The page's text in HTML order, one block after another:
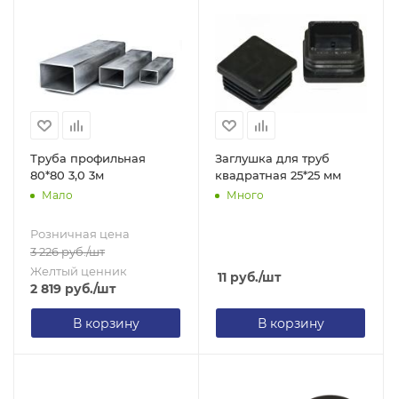
Труба профильная
80*80 3,0 3м
Мало
Розничная цена
3 226руб./шт
Желтый ценник
2 819 руб./шт
В корзину
Заглушка для труб
квадратная 25*25 мм
Много
11 руб./шт
В корзину